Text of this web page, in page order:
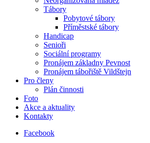
Tábory
Pobytové tábory
Příměstské tábory
Handicap
Senioři
Sociální programy
Pronájem základny Pevnost
Pronájem tábořiště Vildštejn
Pro členy
Plán činnosti
Foto
Akce a aktuality
Kontakty
Facebook